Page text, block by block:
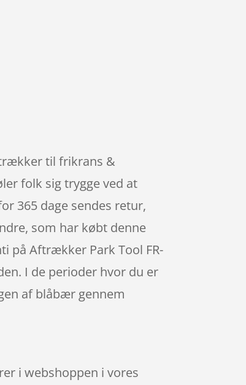
til frikrans &
folk sig trygge ved at
365 dage sendes retur,
som har købt denne
på Aftrækker Park Tool FR-
I de perioder hvor du er
af blåbær gennem
i webshoppen i vores